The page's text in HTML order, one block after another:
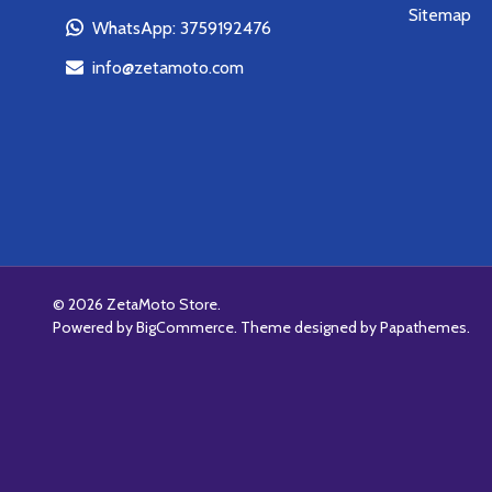
WhatsApp: 3759192476
info@zetamoto.com
Sitemap
© 2026 ZetaMoto Store.
Powered byBigCommerce. Theme designed byPapathemes.